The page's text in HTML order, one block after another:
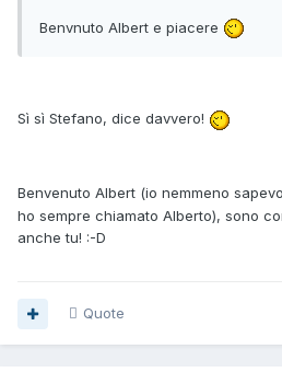
Benvnuto Albert e piacere
Sì sì Stefano, dice davvero!
Benvenuto Albert (io nemmeno
ho sempre chiamato Alberto), sono
anche tu! :-D
Quote